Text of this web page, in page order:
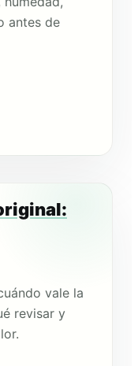
antes de
vale la
revisar y